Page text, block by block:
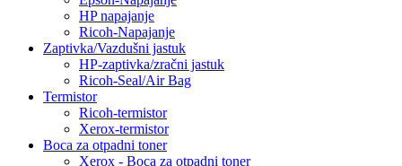
HP napajanje
Ricoh-Napajanje
Zaptivka/Vazdušni jastuk
HP-zaptivka/zračni jastuk
Ricoh-Seal/Air Bag
Termistor
Ricoh-termistor
Xerox-termistor
Boca za otpadni toner
Xerox - Boca za otpadni toner